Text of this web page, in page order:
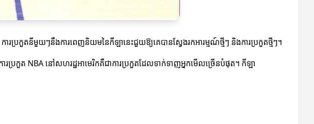
រប្រកួតនីមួយៗនឹងការពេញនិយមនៃកីឡានេះជួយឱ្យគេបានស្វែងរកអារម្មណ៍ថ្មីៗ និងការប្រកួតថ្មីៗ។
ប្រកួត NBA នៅសហរដ្ឋអាមេរិកគឺជាការប្រកួតដែលទាក់ទាញអ្នកមើលច្រើនបំផុត។ កីឡា